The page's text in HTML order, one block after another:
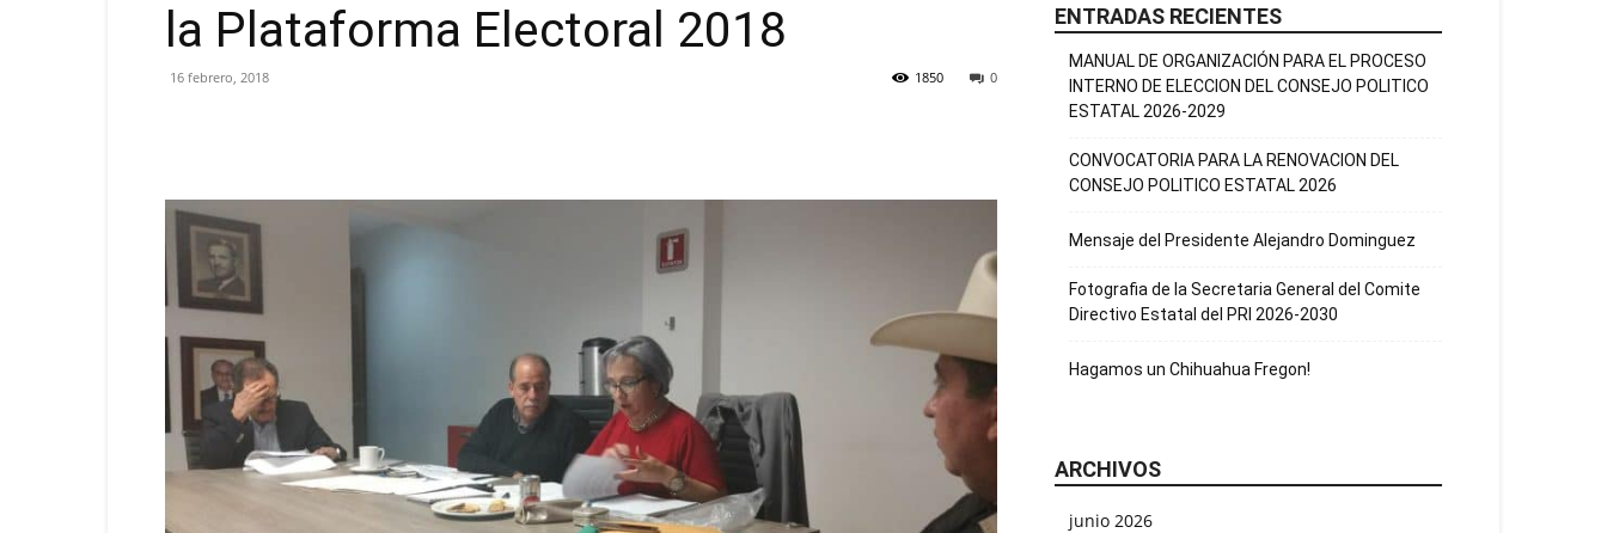
Chihuahua
la Plataforma Electoral 2018
16 febrero, 2018 0
1850
ENTRADAS RECIENTES
MANUAL DE ORGANIZACIÓN PARA EL PROCESO
INTERNO DE ELECCION DEL CONSEJO POLITICO
ESTATAL 2026-2029
CONVOCATORIA PARA LA RENOVACION DEL
CONSEJO POLITICO ESTATAL 2026
Mensaje del Presidente Alejandro Dominguez
Fotografia de la Secretaria General del Comite
Directivo Estatal del PRI 2026-2030
Hagamos un Chihuahua Fregon!
ARCHIVOS
junio 2026